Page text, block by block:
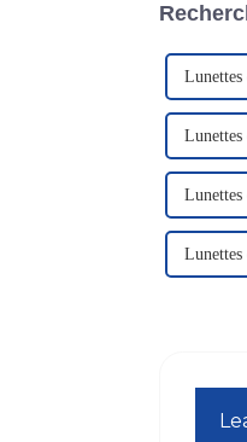
Lunettes
Lunettes
Lunettes
Lunettes